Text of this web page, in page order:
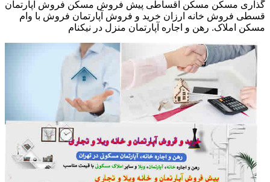
گذاری مسکن مسکن اقساطی پیش فروش مسکن فروش اپارتمان
قسطی فروش خانه ارزان خرید و فروش آپارتمان فروش با وام
مسکن املاک. رهن و اجاره آپارتمان منزل در نیکنام